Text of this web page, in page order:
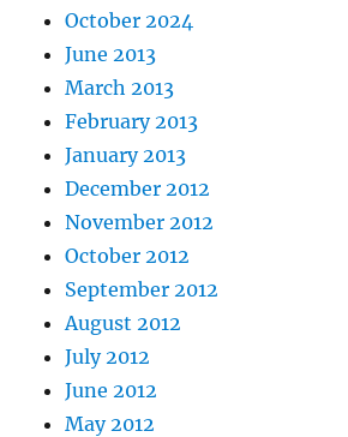
October 2024
June 2013
March 2013
February 2013
January 2013
December 2012
November 2012
October 2012
September 2012
August 2012
July 2012
June 2012
May 2012